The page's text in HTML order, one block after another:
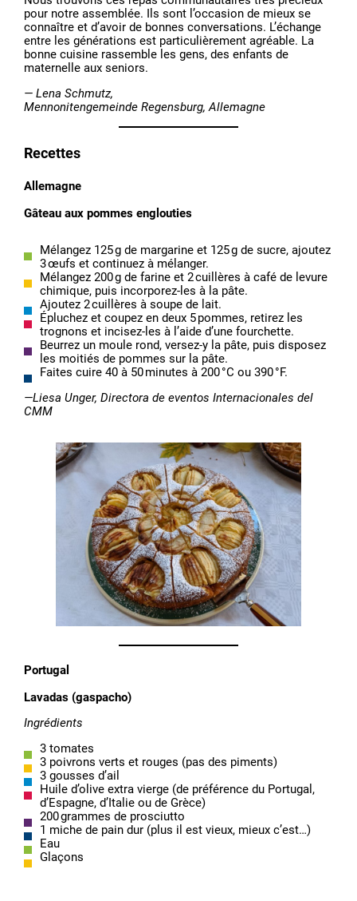
pour notre assemblée. Ils sont l’occasion de mieux se
connaître et d’avoir de bonnes conversations. L’échange
entre les générations est particulièrement agréable. La
bonne cuisine rassemble les gens, des enfants de
maternelle aux seniors.
— Lena Schmutz,
Mennonitengemeinde Regensburg, Allemagne
Recettes
Allemagne
Gâteau aux pommes englouties
Mélangez 125 g de margarine et 125 g de sucre, ajoutez
3 œufs et continuez à mélanger.
Mélangez 200 g de farine et 2 cuillères à café de levure
chimique, puis incorporez-les à la pâte.
Ajoutez 2 cuillères à soupe de lait.
Épluchez et coupez en deux 5 pommes, retirez les
trognons et incisez-les à l’aide d’une fourchette.
Beurrez un moule rond, versez-y la pâte, puis disposez
les moitiés de pommes sur la pâte.
Faites cuire 40 à 50 minutes à 200 °C ou 390 °F.
—Liesa Unger, Directora de eventos Internacionales del
CMM
Portugal
Lavadas (gaspacho)
Ingrédients
3 tomates
3 poivrons verts et rouges (pas des piments)
3 gousses d’ail
Huile d’olive extra vierge (de préférence du Portugal,
d’Espagne, d’Italie ou de Grèce)
200 grammes de prosciutto
1 miche de pain dur (plus il est vieux, mieux c’est…)
Eau
Glaçons